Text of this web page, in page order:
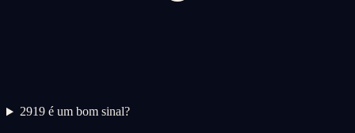
2919 é um bom sinal?